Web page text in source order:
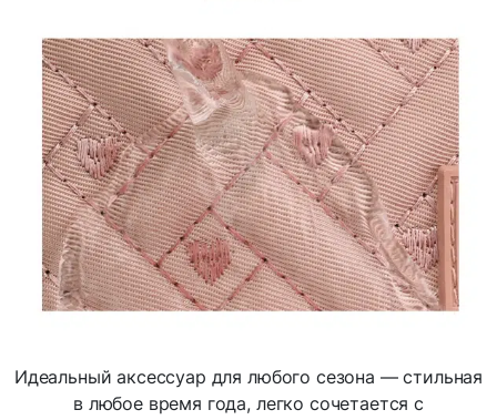
Идеальный аксессуар для любого сезона — стильная
в любое время года, легко сочетается с